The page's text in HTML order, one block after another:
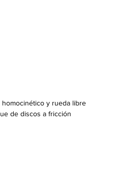
y rueda libre
de discos a fricción